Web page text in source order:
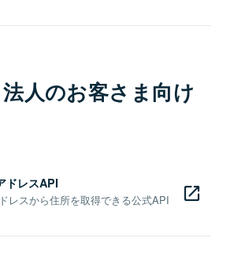
人のお客さま向け
ドレスAPI
レスから住所を取得できる公式API